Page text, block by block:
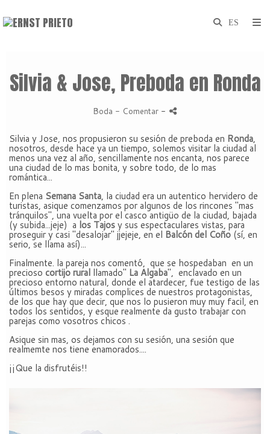
Silvia & Jose, Preboda en Ronda
Boda - Comentar -
Silvia y Jose, nos propusieron su sesión de preboda en Ronda,
nosotros, desde hace ya un tiempo, solemos visitar la ciudad al
menos una vez al año, sencillamente nos encanta, nos parece
una ciudad de lo mas bonita, y sobre todo, de lo mas
romántica...
En plena Semana Santa, la ciudad era un autentico hervidero de
turistas, asique comenzamos por algunos de los rincones "mas
tránquilos", una vuelta por el casco antigüo de la ciudad, bajada
(y subida...jeje) a los Tajosy sus espectaculares vistas, para
proseguir y casi "desalojar" jjejeje, en el Balcón del Coño (sí, en
serio, se llama así)...
Finalmente. la pareja nos comentó, que se hospedaban en un
precioso cortijo rural llamado" La Algaba", enclavado en un
precioso entorno natural, donde el atardecer, fue testigo de las
últimos besos y miradas complices de nuestros protagonistas,
de los que hay que decir, que nos lo pusieron muy muy facil, en
todos los sentidos, y esque realmente da gusto trabajar con
parejas como vosotros chicos .
Asique sin mas, os dejamos con su sesión, una sesión que
realmemte nos tiene enamorados....
¡¡Que la disfrutéis!!